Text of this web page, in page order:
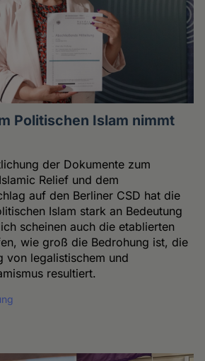
Politischen Islam nimmt
der Dokumente zum
Relief und dem
auf den Berliner CSD hat die
Islam stark an Bedeutung
scheinen auch die etablierten
wie groß die Bedrohung ist, die
von legalistischem und
resultiert.